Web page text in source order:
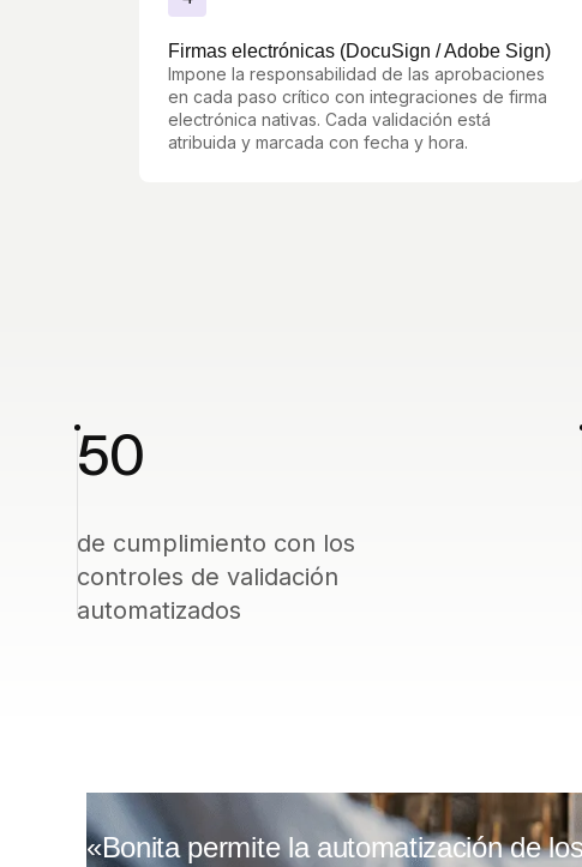
Firmas electrónicas (DocuSign / Adobe Sign)
Impone la responsabilidad de las aprobaciones
en cada paso crítico con integraciones de firma
electrónica nativas. Cada validación está
atribuida y marcada con fecha y hora.
50
de cumplimiento con los
controles de validación
automatizados
«Bonita permite la automatización de